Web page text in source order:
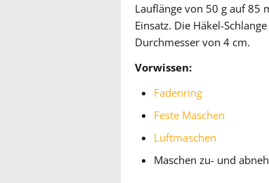
Lauflänge von 50 g auf 85
Einsatz. Die Häkel-
Durchmesser von 4 cm.
Vorwissen:
Fadenring
Feste Maschen
Luftmaschen
Maschen zu- und